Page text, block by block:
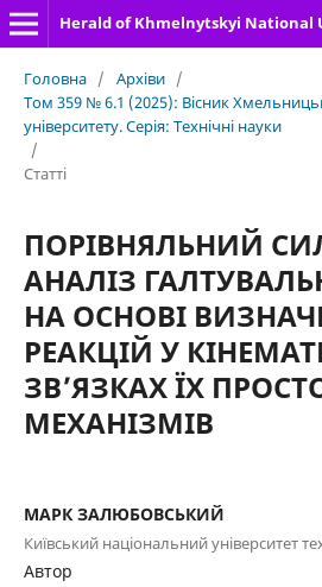
Головна / Архіви /
Том 359 № 6.1 (2025): Вісник
університету. Серія: Технічні науки
/
Статті
ПОРІВНЯЛЬНИЙ
АНАЛІЗ
НА ОСНОВІ
РЕАКЦІЙ У
ЗВ’ЯЗКАХ ЇХ
МЕХАНІЗМІВ
МАРК ЗАЛЮБОВСЬКИЙ
Київський національний університет
Автор